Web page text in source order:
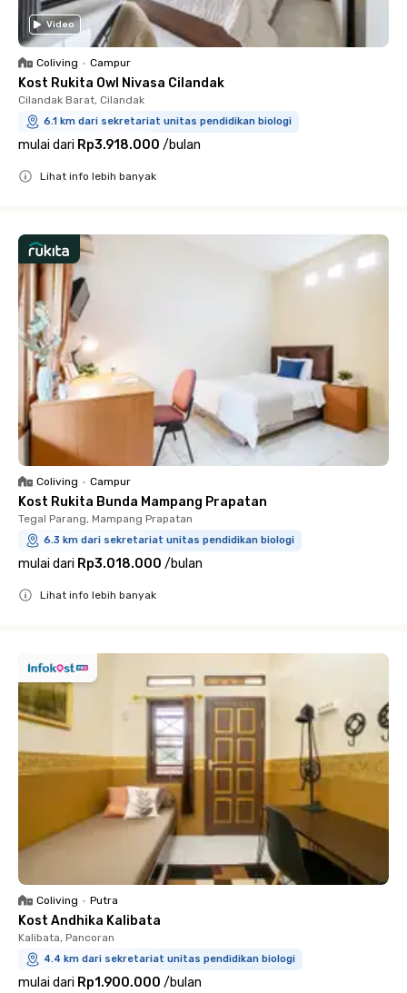
Video
Coliving • Campur
Kost Rukita Owl Nivasa Cilandak
Cilandak Barat, Cilandak
6.1 km dari sekretariat unitas pendidikan biologi
mulai dari Rp3.918.000 /bulan
Lihat info lebih banyak
Coliving • Campur
Kost Rukita Bunda Mampang Prapatan
Tegal Parang, Mampang Prapatan
6.3 km dari sekretariat unitas pendidikan biologi
mulai dari Rp3.018.000 /bulan
Lihat info lebih banyak
Coliving • Putra
Kost Andhika Kalibata
Kalibata, Pancoran
4.4 km dari sekretariat unitas pendidikan biologi
mulai dari Rp1.900.000 /bulan